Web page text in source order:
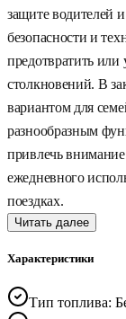
защите водителей
безопасности и
предотвратить
столкновений. В
вариантом для
разнообразным
привлечь
ежедневного
поездках.
Читать далее
Характеристики
Тип топлива: